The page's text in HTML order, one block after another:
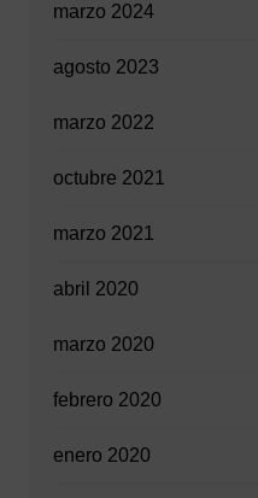
marzo 2024
agosto 2023
marzo 2022
octubre 2021
marzo 2021
abril 2020
marzo 2020
febrero 2020
enero 2020